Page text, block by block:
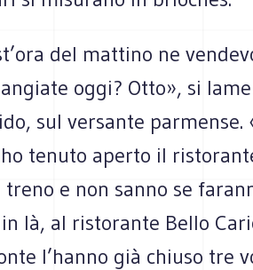
del mattino ne
oggi? Otto», si
sul versante parmense.
tenuto aperto il
e non sanno se
là, al ristorante Bello
l’hanno già chiuso tre